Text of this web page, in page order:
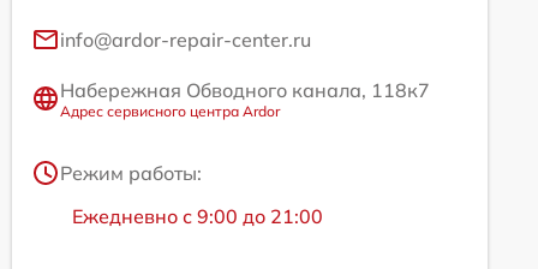
info@ardor-repair-center.ru
Набережная Обводного канала, 118к7
Адрес сервисного центра Ardor
Режим работы:
Ежедневно с 9:00 до 21:00